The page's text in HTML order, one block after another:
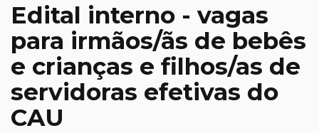
Edital interno - vagas
para irmãos/ãs de bebês
e crianças e filhos/as de
servidoras efetivas do
CAU